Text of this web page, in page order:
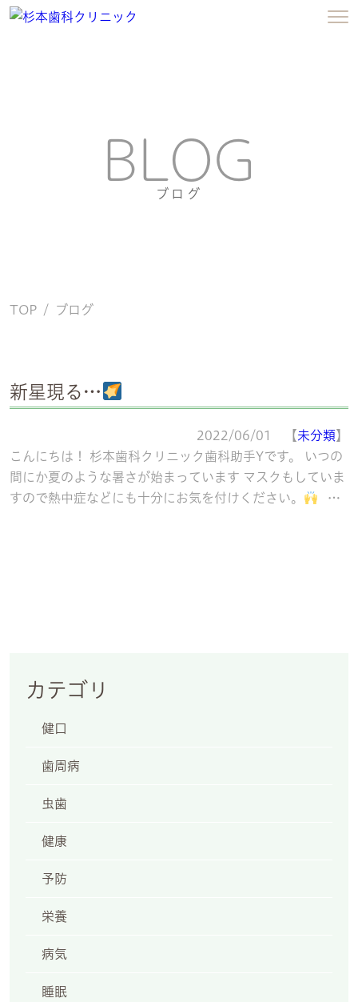
BLOG
ブログ
TOP ブログ
新星現る…
2022/06/01 【未分類】
こんにちは！ 杉本歯科クリニック歯科助手Yです。 いつの
間にか夏のような暑さが始まっています マスクもしていま
すので熱中症などにも十分にお気を付けください。
さ
カテゴリ
健口
歯周病
虫歯
健康
予防
栄養
病気
睡眠